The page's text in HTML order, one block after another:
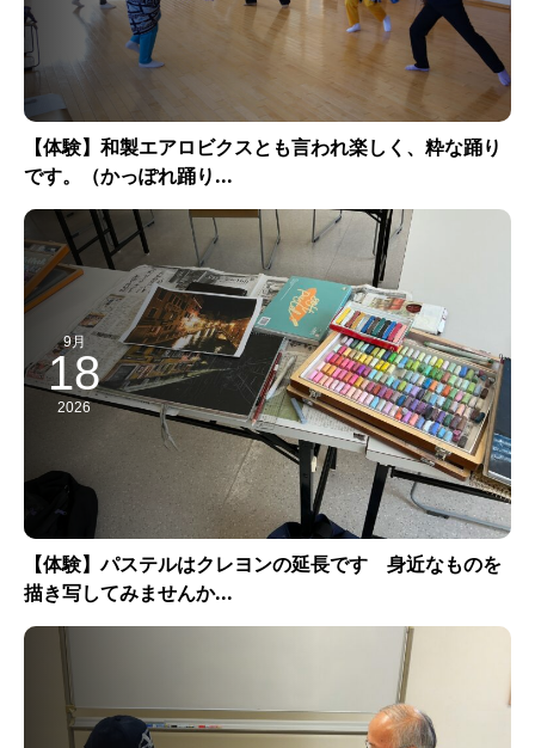
【体験】和製エアロビクスとも言われ楽しく、粋な踊り
です。（かっぽれ踊り...
9月
18
2026
【体験】パステルはクレヨンの延長です 身近なものを
描き写してみませんか...